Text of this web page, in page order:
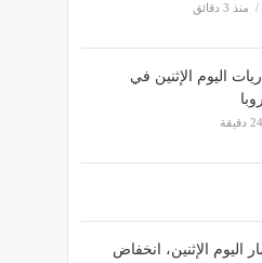
منذ 3 دقائق
اليوم الإثنين في
اليوم الإثنين، انخفاض